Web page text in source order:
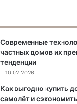
Современные
частных домов их
тенденции
10.02.2026
Как выгодно купить
самолёт и